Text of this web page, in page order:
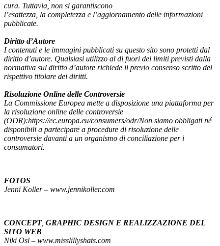
cura. Tuttavia, non si garantiscono
l’esattezza, la completezza e l’aggiornamento delle informazioni
pubblicate.
Diritto d’Autore
I contenuti e le immagini pubblicati su questo sito sono protetti dal
diritto d’autore. Qualsiasi utilizzo al di fuori dei limiti previsti dalla
normativa sul diritto d’autore richiede il previo consenso scritto del
rispettivo titolare dei diritti.
Risoluzione Online delle Controversie
La Commissione Europea mette a disposizione una piattaforma per
la risoluzione online delle controversie
(ODR):https://ec.europa.eu/consumers/odr/Non siamo obbligati né
disponibili a partecipare a procedure di risoluzione delle
controversie davanti a un organismo di conciliazione per i
consumatori.
FOTOS
Jenni Koller – www.jennikoller.com
CONCEPT, GRAPHIC DESIGN E REALIZZAZIONE DEL
SITO WEB
Niki Osl – www.misslillyshats.com